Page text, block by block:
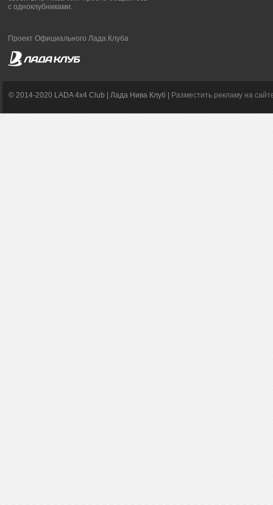
с одноклубниками.
Проект Официального Лада Клуба
© 2014-2020 LADA 4x4 Club | Лада Нива Клуб | Разместить рекламу на